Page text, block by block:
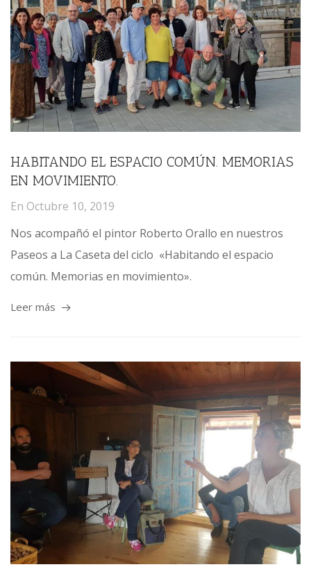
HABITANDO EL ESPACIO COMÚN. MEMORIAS
EN MOVIMIENTO.
En Octubre 10, 2019
Nos acompañó el pintor Roberto Orallo en nuestros
Paseos a La Caseta del ciclo «Habitando el espacio
común. Memorias en movimiento».
Leer más